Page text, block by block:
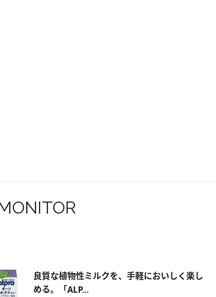
良質な植物性ミルクを、手軽においしく楽し
める。「ALP...